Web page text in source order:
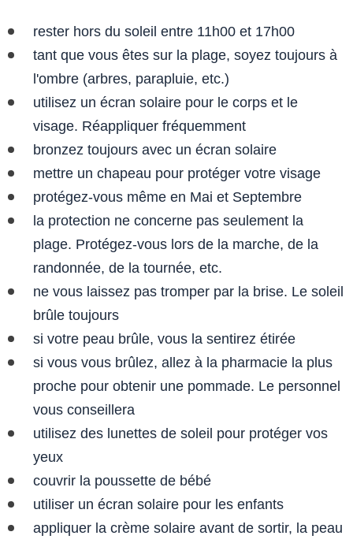
rester hors du soleil entre 11h00 et 17h00
tant que vous êtes sur la plage, soyez toujours à
l'ombre (arbres, parapluie, etc.)
utilisez un écran solaire pour le corps et le
visage. Réappliquer fréquemment
bronzez toujours avec un écran solaire
mettre un chapeau pour protéger votre visage
protégez-vous même en Mai et Septembre
la protection ne concerne pas seulement la
plage. Protégez-vous lors de la marche, de la
randonnée, de la tournée, etc.
ne vous laissez pas tromper par la brise. Le soleil
brûle toujours
si votre peau brûle, vous la sentirez étirée
si vous vous brûlez, allez à la pharmacie la plus
proche pour obtenir une pommade. Le personnel
vous conseillera
utilisez des lunettes de soleil pour protéger vos
yeux
couvrir la poussette de bébé
utiliser un écran solaire pour les enfants
appliquer la crème solaire avant de sortir, la peau